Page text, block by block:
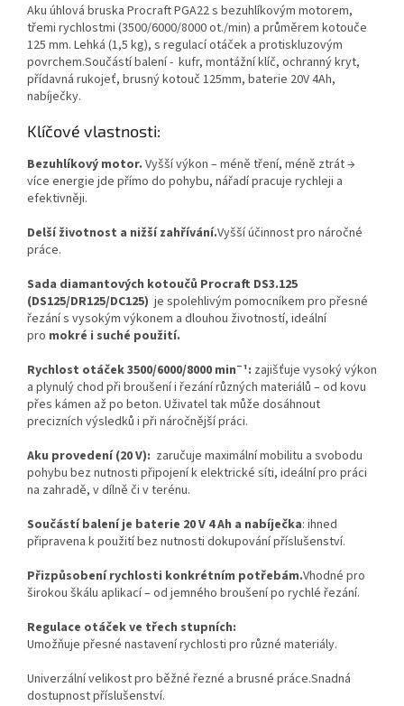
Aku úhlová bruska Procraft PGA22 s bezuhlíkovým motorem,
třemi rychlostmi (3500/6000/8000 ot./min) a průměrem kotouče
125 mm. Lehká (1,5 kg), s regulací otáček a protiskluzovým
povrchem.Součástí balení - kufr, montážní klíč, ochranný kryt,
přídavná rukojeť, brusný kotouč 125mm, baterie 20V 4Ah,
nabíječky.
Klíčové vlastnosti:
Bezuhlíkový motor. Vyšší výkon – méně tření, méně ztrát →
více energie jde přímo do pohybu, nářadí pracuje rychleji a
efektivněji.
Delší životnost a nižší zahřívání.Vyšší účinnost pro náročné
práce.
Sada diamantových kotoučů Procraft DS3.125
(DS125/DR125/DC125) je spolehlivým pomocníkem pro přesné
řezání s vysokým výkonem a dlouhou životností, ideální
pro mokré i suché použití.
Rychlost otáček 3500/6000/8000 min⁻¹: zajišťuje vysoký výkon
a plynulý chod při broušení i řezání různých materiálů – od kovu
přes kámen až po beton. Uživatel tak může dosáhnout
precizních výsledků i při náročnější práci.
Aku provedení (20 V): zaručuje maximální mobilitu a svobodu
pohybu bez nutnosti připojení k elektrické síti, ideální pro práci
na zahradě, v dílně či v terénu.
Součástí balení je baterie 20 V 4 Ah a nabíječka: ihned
připravena k použití bez nutnosti dokupování příslušenství.
Přizpůsobení rychlosti konkrétním potřebám.Vhodné pro
širokou škálu aplikací – od jemného broušení po rychlé řezání.
Regulace otáček ve třech stupních:
Umožňuje přesné nastavení rychlosti pro různé materiály.
Univerzální velikost pro běžné řezné a brusné práce.Snadná
dostupnost příslušenství.